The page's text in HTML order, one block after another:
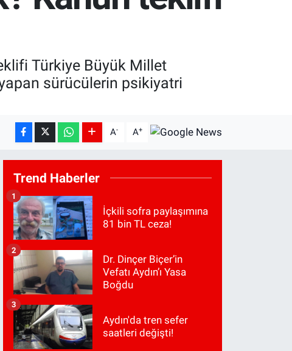
Türkiye Büyük Millet
sürücülerin psikiyatri
A- A+
Trend Haberler
İçkili sofra paylaşımına
81 bin TL ceza!
1
Dr. Dinçer Biçer’in
Vefatı Aydın’ı Yasa
Boğdu
2
Aydın'da tren sefer
saatleri değişti!
3